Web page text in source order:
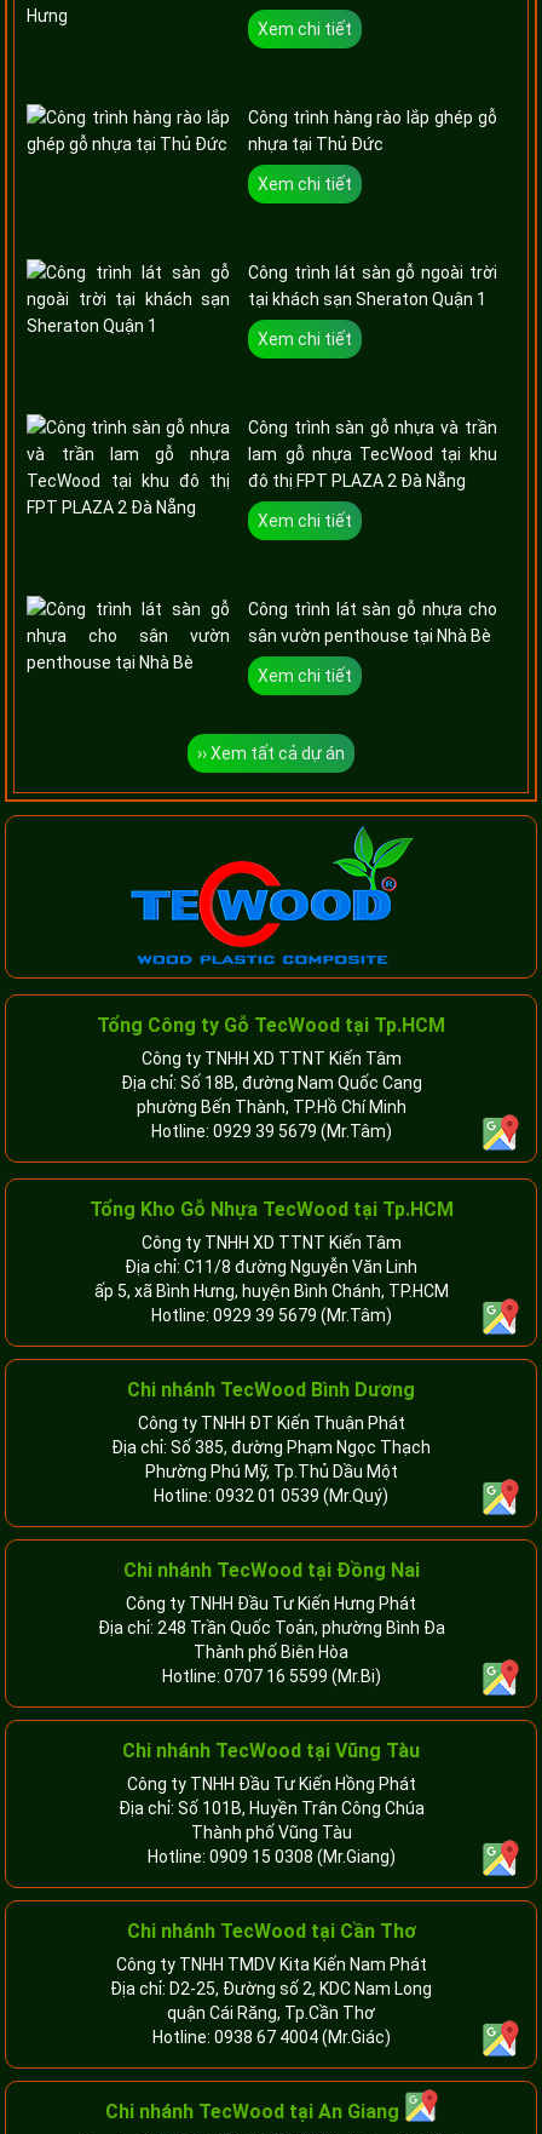
Xem chi tiết
Công trình hàng rào lắp ghép gỗ
nhựa tại Thủ Đức
Xem chi tiết
Công trình lát sàn gỗ ngoài trời
tại khách sạn Sheraton Quận 1
Xem chi tiết
Công trình sàn gỗ nhựa và trần
lam gỗ nhựa TecWood tại khu
đô thị FPT PLAZA 2 Đà Nẵng
Xem chi tiết
Công trình lát sàn gỗ nhựa cho
sân vườn penthouse tại Nhà Bè
Xem chi tiết
›› Xem tất cả dự án
Tổng Công ty Gỗ TecWood tại Tp.HCM
Công ty TNHH XD TTNT Kiến Tâm
Địa chỉ: Số 18B, đường Nam Quốc Cang
phường Bến Thành, TP.Hồ Chí Minh
Hotline: 0929 39 5679 (Mr.Tâm)
Tổng Kho Gỗ Nhựa TecWood tại Tp.HCM
Công ty TNHH XD TTNT Kiến Tâm
Địa chỉ: C11/8 đường Nguyễn Văn Linh
ấp 5, xã Bình Hưng, huyện Bình Chánh, TP.HCM
Hotline: 0929 39 5679 (Mr.Tâm)
Chi nhánh TecWood Bình Dương
Công ty TNHH ĐT Kiến Thuận Phát
Địa chỉ: Số 385, đường Phạm Ngọc Thạch
Phường Phú Mỹ, Tp.Thủ Dầu Một
Hotline: 0932 01 0539 (Mr.Quý)
Chi nhánh TecWood tại Đồng Nai
Công ty TNHH Đầu Tư Kiến Hưng Phát
Địa chỉ: 248 Trần Quốc Toản, phường Bình Đa
Thành phố Biên Hòa
Hotline: 0707 16 5599 (Mr.Bi)
Chi nhánh TecWood tại Vũng Tàu
Công ty TNHH Đầu Tư Kiến Hồng Phát
Địa chỉ: Số 101B, Huyền Trân Công Chúa
Thành phố Vũng Tàu
Hotline: 0909 15 0308 (Mr.Giang)
Chi nhánh TecWood tại Cần Thơ
Công ty TNHH TMDV Kita Kiến Nam Phát
Địa chỉ: D2-25, Đường số 2, KDC Nam Long
quận Cái Răng, Tp.Cần Thơ
Hotline: 0938 67 4004(Mr.Giác)
Chi nhánh TecWood tại An Giang